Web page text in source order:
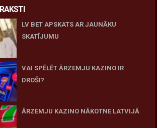
LV BET APSKATS AR JAUNĀKU
SKATĪJUMU
VAI SPĒLĒT ĀRZEMJU KAZINO IR
DROŠI?
ĀRZEMJU KAZINO NĀKOTNE LATVIJĀ